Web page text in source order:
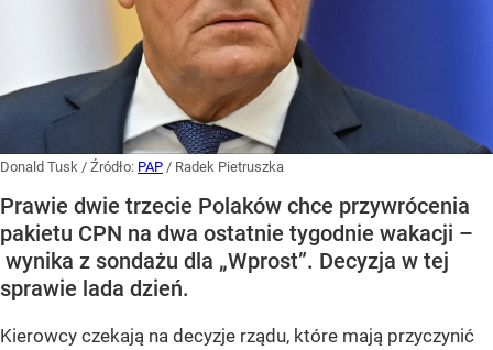
Donald Tusk / Źródło: PAP / Radek Pietruszka
Prawie dwie trzecie Polaków chce przywrócenia
pakietu CPN na dwa ostatnie tygodnie wakacji –
wynika z sondażu dla „Wprost”. Decyzja w tej
sprawie lada dzień.
Kierowcy czekają na decyzje rządu, które mają przyczynić